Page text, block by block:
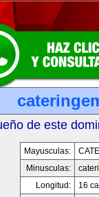
de este
Mayusculas:
Minusculas:
Longitud:
16